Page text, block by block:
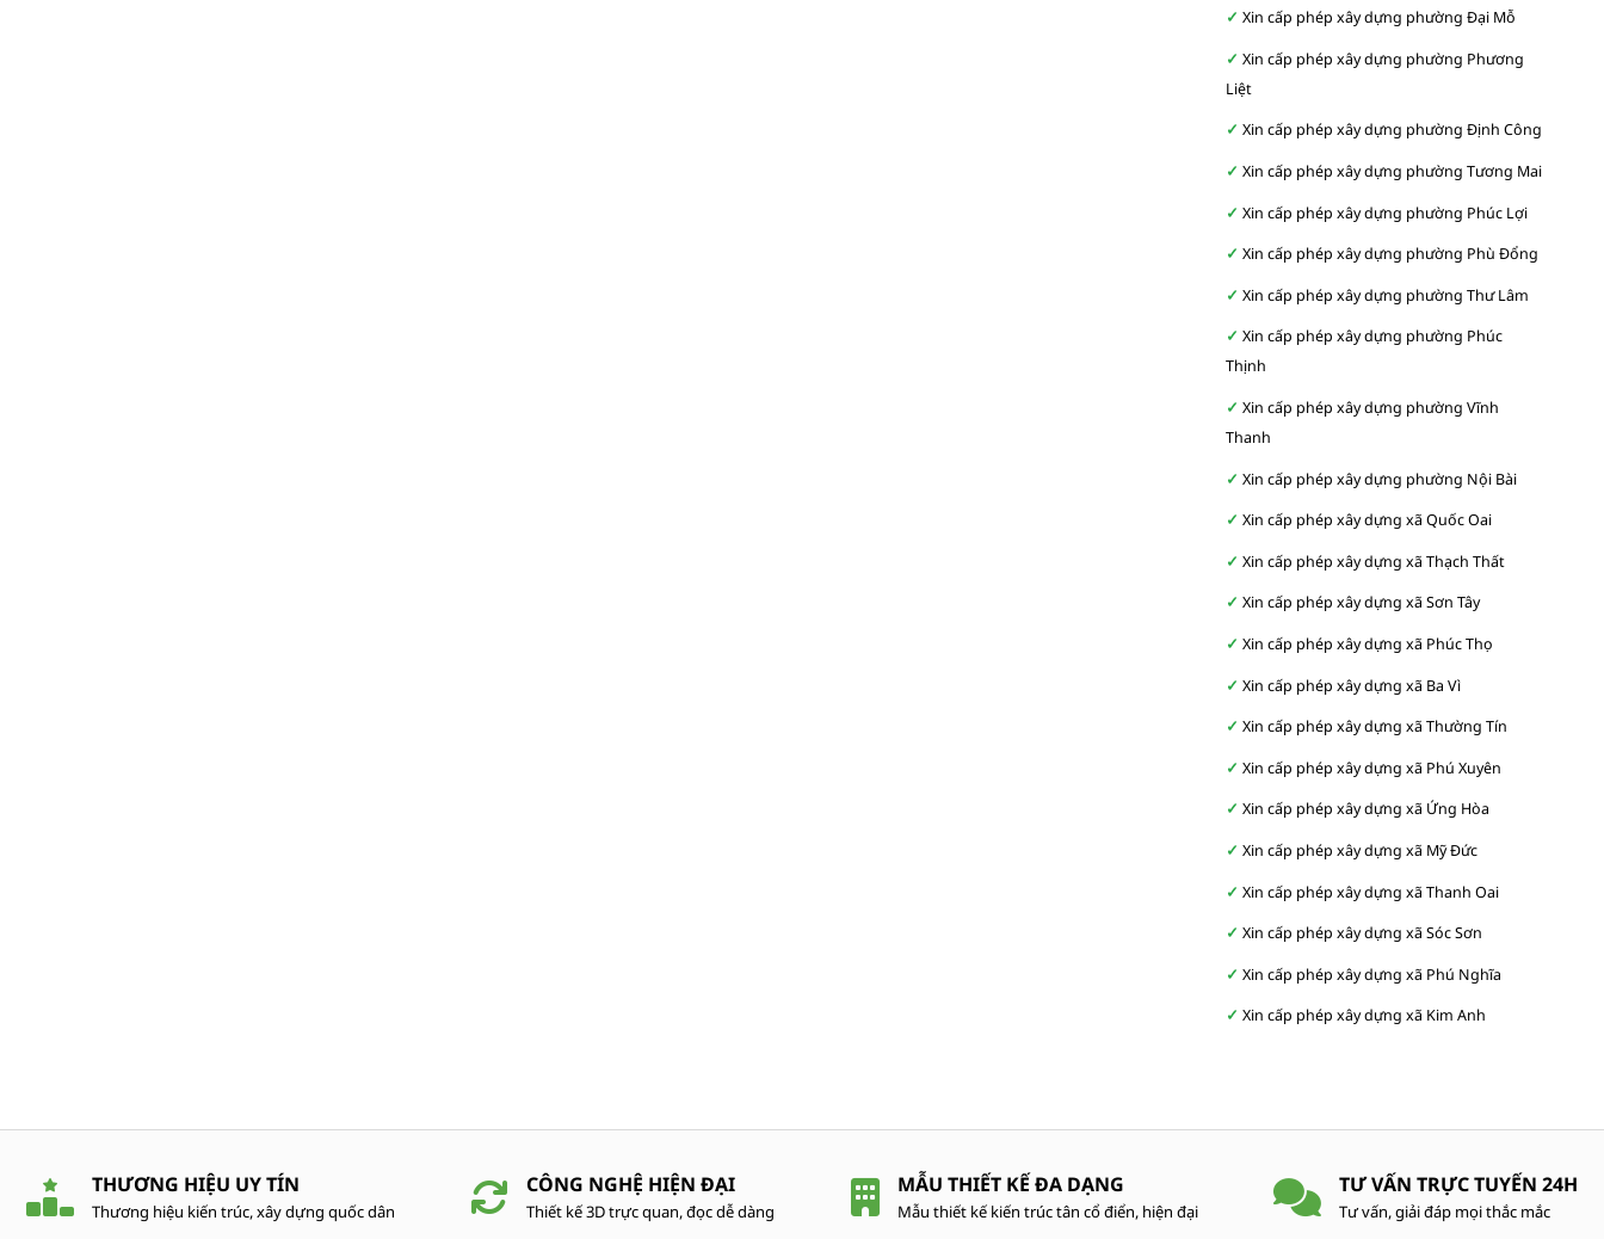
Xin cấp phép xây dựng phường Đại Mỗ
Xin cấp phép xây dựng phường Phương
Liệt
Xin cấp phép xây dựng phường Định Công
Xin cấp phép xây dựng phường Tương Mai
Xin cấp phép xây dựng phường Phúc Lợi
Xin cấp phép xây dựng phường Phù Đổng
Xin cấp phép xây dựng phường Thư Lâm
Xin cấp phép xây dựng phường Phúc
Thịnh
Xin cấp phép xây dựng phường Vĩnh
Thanh
Xin cấp phép xây dựng phường Nội Bài
Xin cấp phép xây dựng xã Quốc Oai
Xin cấp phép xây dựng xã Thạch Thất
Xin cấp phép xây dựng xã Sơn Tây
Xin cấp phép xây dựng xã Phúc Thọ
Xin cấp phép xây dựng xã Ba Vì
Xin cấp phép xây dựng xã Thường Tín
Xin cấp phép xây dựng xã Phú Xuyên
Xin cấp phép xây dựng xã Ứng Hòa
Xin cấp phép xây dựng xã Mỹ Đức
Xin cấp phép xây dựng xã Thanh Oai
Xin cấp phép xây dựng xã Sóc Sơn
Xin cấp phép xây dựng xã Phú Nghĩa
Xin cấp phép xây dựng xã Kim Anh
THƯƠNG HIỆU UY TÍN
Thương hiệu kiến trúc, xây dựng quốc dân
CÔNG NGHỆ HIỆN ĐẠI
Thiết kế 3D trực quan, đọc dễ dàng
MẪU THIẾT KẾ ĐA DẠNG
Mẫu thiết kế kiến trúc tân cổ điển, hiện đại
TƯ VẤN TRỰC TUYẾN 24H
Tư vấn, giải đáp mọi thắc mắc